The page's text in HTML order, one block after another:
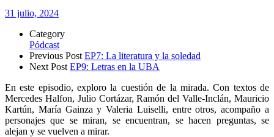
31 julio, 2024
Category
Pódcast
Previous Post EP7: La literatura y la soledad
Next Post EP9: Letras en la UBA
En este episodio, exploro la cuestión de la mirada. Con textos de
Mercedes Halfon, Julio Cortázar, Ramón del Valle-Inclán, Mauricio
Kartún, María Gainza y Valeria Luiselli, entre otros, acompaño a
personajes que se miran, se encuentran, se hacen preguntas, se
alejan y se vuelven a mirar.